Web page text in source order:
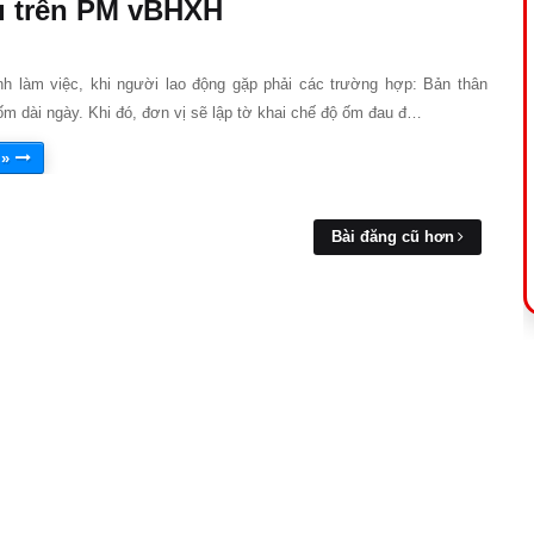
trên PM vBHXH
làm việc, khi người lao động gặp phải các trường hợp: Bản thân
dài ngày. Khi đó, đơn vị sẽ lập tờ khai chế độ ốm đau đ…
Bài đăng cũ hơn